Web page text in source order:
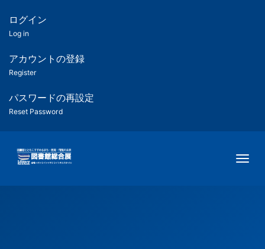
ツ
匿
名
ユ
ー
ー
用
メ
ログイン
Log in
アカウントの登録
Register
パスワードの再設定
Reset Password